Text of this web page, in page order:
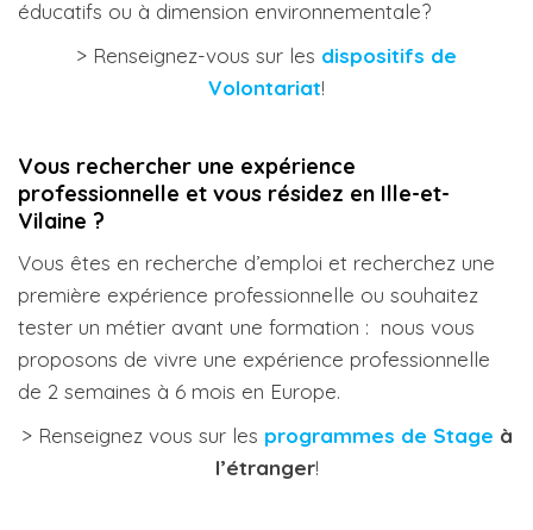
éducatifs ou à dimension environnementale?
> Renseignez-vous sur les dispositifs de
Volontariat!
Vous rechercher une expérience
professionnelle et vous résidez en Ille-et-
Vilaine ?
Vous êtes en recherche d’emploi et recherchez une
première expérience professionnelle ou souhaitez
tester un métier avant une formation : nous vous
proposons de vivre une expérience professionnelle
de 2 semaines à 6 mois en Europe.
> Renseignez vous sur les programmes de Stage à
l’étranger!